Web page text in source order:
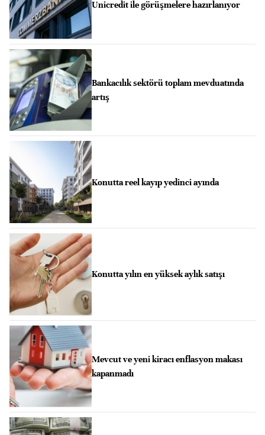
Unicredit ile görüşmelere hazırlanıyor
Bankacılık sektörü toplam mevduatında
artış
Konutta reel kayıp yedinci ayında
Konutta yılın en yüksek aylık satışı
Mevcut ve yeni kiracı enflasyon makası
kapanmadı